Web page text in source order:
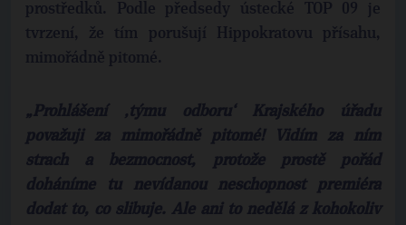
prostředků. Podle předsedy ústecké TOP 09 je
tvrzení, že tím porušují Hippokratovu přísahu,
mimořádně pitomé.
„Prohlášení ‚týmu odboru‘ Krajského úřadu
považuji za mimořádně pitomé! Vidím za ním
strach a bezmocnost, protože prostě pořád
doháníme tu nevídanou neschopnost premiéra
dodat to, co slibuje. Ale ani to nedělá z kohokoliv